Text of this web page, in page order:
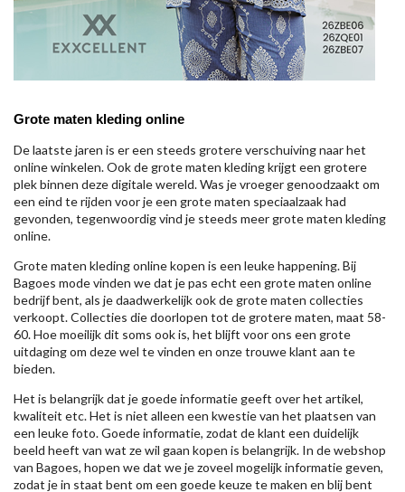
Grote maten kleding online
De laatste jaren is er een steeds grotere verschuiving naar het
online winkelen. Ook de grote maten kleding krijgt een grotere
plek binnen deze digitale wereld. Was je vroeger genoodzaakt om
een eind te rijden voor je een grote maten speciaalzaak had
gevonden, tegenwoordig vind je steeds meer grote maten kleding
online.
Grote maten kleding online kopen is een leuke happening. Bij
Bagoes mode vinden we dat je pas echt een grote maten online
bedrijf bent, als je daadwerkelijk ook de grote maten collecties
verkoopt. Collecties die doorlopen tot de grotere maten, maat 58-
60. Hoe moeilijk dit soms ook is, het blijft voor ons een grote
uitdaging om deze wel te vinden en onze trouwe klant aan te
bieden.
Het is belangrijk dat je goede informatie geeft over het artikel,
kwaliteit etc. Het is niet alleen een kwestie van het plaatsen van
een leuke foto. Goede informatie, zodat de klant een duidelijk
beeld heeft van wat ze wil gaan kopen is belangrijk. In de webshop
van Bagoes, hopen we dat we je zoveel mogelijk informatie geven,
zodat je in staat bent om een goede keuze te maken en blij bent